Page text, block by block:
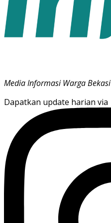
Media Informasi Warga Bekasi
Dapatkan update harian via